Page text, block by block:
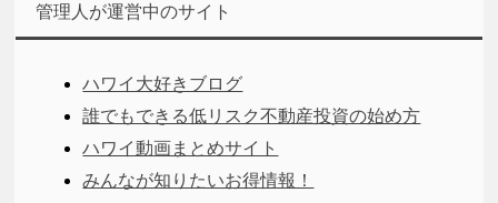
管理人が運営中のサイト
ハワイ大好きブログ
誰でもできる低リスク不動産投資の始め方
ハワイ動画まとめサイト
みんなが知りたいお得情報！